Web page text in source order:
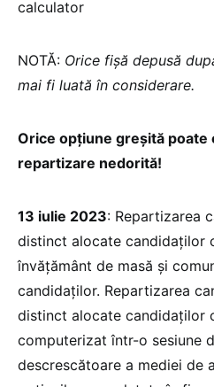
calculator
NOTĂ: Orice fișă depusă
mai fi luată în considerare.
Orice opțiune greșită poate
repartizare nedorită!
13 iulie 2023: Repartizarea
distinct alocate candidaților
învățământ de masă și
candidaților. Repartizarea
distinct alocate candidaților
computerizat într-o sesiune
descrescătoare a mediei de